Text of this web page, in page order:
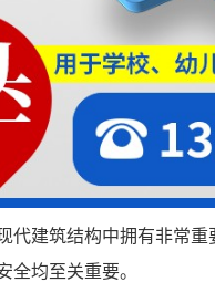
代建筑结构中拥有非常
全均至关重要。